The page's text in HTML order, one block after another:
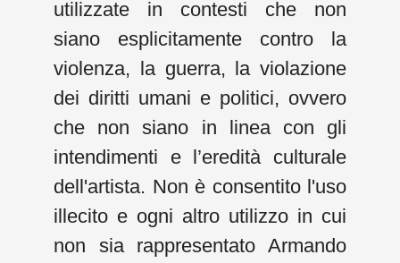
utilizzate in contesti che non
siano esplicitamente contro la
violenza, la guerra, la violazione
dei diritti umani e politici, ovvero
che non siano in linea con gli
intendimenti e l’eredità culturale
dell'artista. Non è consentito l'uso
illecito e ogni altro utilizzo in cui
non sia rappresentato Armando